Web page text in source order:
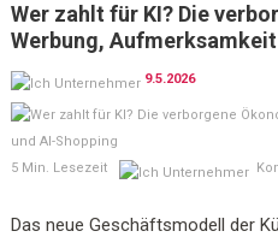
Wer zahlt für KI? Die
Werbung,
9.5.2026
5 Min. Lesezeit
Das neue Geschäftsmodell der